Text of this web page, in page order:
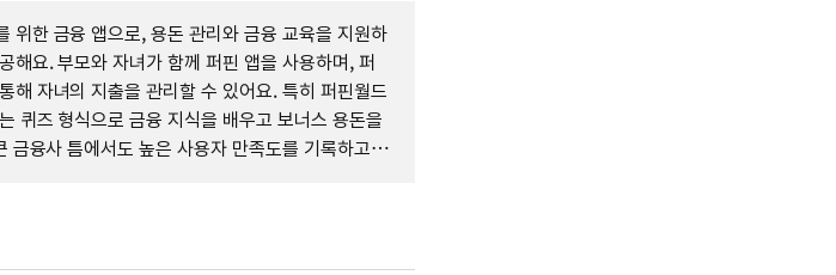
위한 금융 앱으로, 용돈 관리와 금융 교육을 지원하
해요. 부모와 자녀가 함께 퍼핀 앱을 사용하며, 퍼
해 자녀의 지출을 관리할 수 있어요. 특히 퍼핀월드
퀴즈 형식으로 금융 지식을 배우고 보너스 용돈을
금융사 틈에서도 높은 사용자 만족도를 기록하고